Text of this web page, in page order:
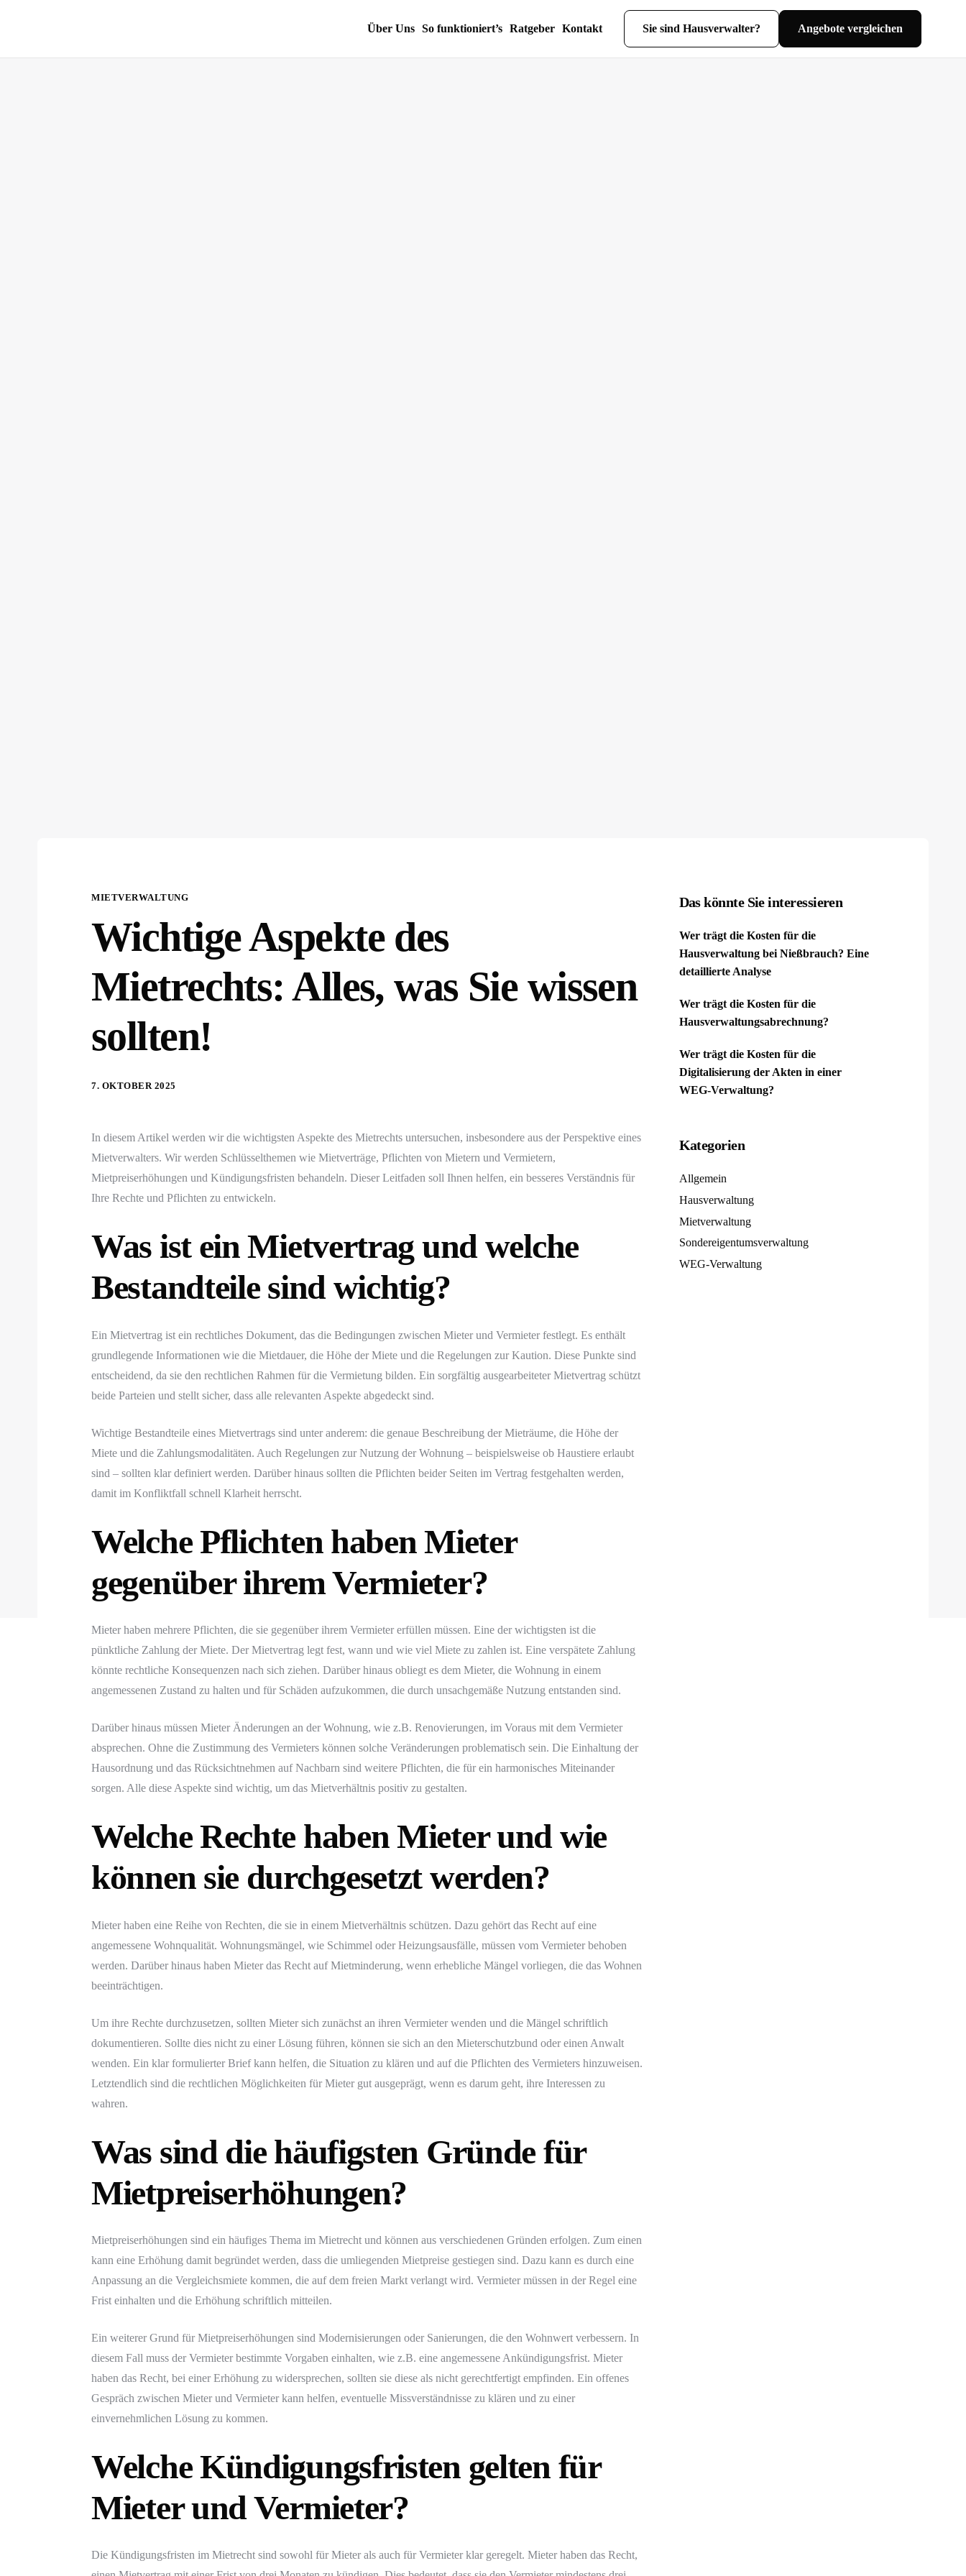
Über Uns So funktioniert’s Ratgeber Kontakt Sie sind Hausverwalter? Angebote vergleichen
MIETVERWALTUNG
Wichtige Aspekte des
Mietrechts: Alles, was Sie wissen
sollten!
7. OKTOBER 2025
In diesem Artikel werden wir die wichtigsten Aspekte des Mietrechts untersuchen, insbesondere aus der Perspektive eines
Mietverwalters. Wir werden Schlüsselthemen wie Mietverträge, Pflichten von Mietern und Vermietern,
Mietpreiserhöhungen und Kündigungsfristen behandeln. Dieser Leitfaden soll Ihnen helfen, ein besseres Verständnis für
Ihre Rechte und Pflichten zu entwickeln.
Was ist ein Mietvertrag und welche
Bestandteile sind wichtig?
Ein Mietvertrag ist ein rechtliches Dokument, das die Bedingungen zwischen Mieter und Vermieter festlegt. Es enthält
grundlegende Informationen wie die Mietdauer, die Höhe der Miete und die Regelungen zur Kaution. Diese Punkte sind
entscheidend, da sie den rechtlichen Rahmen für die Vermietung bilden. Ein sorgfältig ausgearbeiteter Mietvertrag schützt
beide Parteien und stellt sicher, dass alle relevanten Aspekte abgedeckt sind.
Wichtige Bestandteile eines Mietvertrags sind unter anderem: die genaue Beschreibung der Mieträume, die Höhe der
Miete und die Zahlungsmodalitäten. Auch Regelungen zur Nutzung der Wohnung – beispielsweise ob Haustiere erlaubt
sind – sollten klar definiert werden. Darüber hinaus sollten die Pflichten beider Seiten im Vertrag festgehalten werden,
damit im Konfliktfall schnell Klarheit herrscht.
Welche Pflichten haben Mieter
gegenüber ihrem Vermieter?
Mieter haben mehrere Pflichten, die sie gegenüber ihrem Vermieter erfüllen müssen. Eine der wichtigsten ist die
pünktliche Zahlung der Miete. Der Mietvertrag legt fest, wann und wie viel Miete zu zahlen ist. Eine verspätete Zahlung
könnte rechtliche Konsequenzen nach sich ziehen. Darüber hinaus obliegt es dem Mieter, die Wohnung in einem
angemessenen Zustand zu halten und für Schäden aufzukommen, die durch unsachgemäße Nutzung entstanden sind.
Darüber hinaus müssen Mieter Änderungen an der Wohnung, wie z.B. Renovierungen, im Voraus mit dem Vermieter
absprechen. Ohne die Zustimmung des Vermieters können solche Veränderungen problematisch sein. Die Einhaltung der
Hausordnung und das Rücksichtnehmen auf Nachbarn sind weitere Pflichten, die für ein harmonisches Miteinander
sorgen. Alle diese Aspekte sind wichtig, um das Mietverhältnis positiv zu gestalten.
Welche Rechte haben Mieter und wie
können sie durchgesetzt werden?
Mieter haben eine Reihe von Rechten, die sie in einem Mietverhältnis schützen. Dazu gehört das Recht auf eine
angemessene Wohnqualität. Wohnungsmängel, wie Schimmel oder Heizungsausfälle, müssen vom Vermieter behoben
werden. Darüber hinaus haben Mieter das Recht auf Mietminderung, wenn erhebliche Mängel vorliegen, die das Wohnen
beeinträchtigen.
Um ihre Rechte durchzusetzen, sollten Mieter sich zunächst an ihren Vermieter wenden und die Mängel schriftlich
dokumentieren. Sollte dies nicht zu einer Lösung führen, können sie sich an den Mieterschutzbund oder einen Anwalt
wenden. Ein klar formulierter Brief kann helfen, die Situation zu klären und auf die Pflichten des Vermieters hinzuweisen.
Letztendlich sind die rechtlichen Möglichkeiten für Mieter gut ausgeprägt, wenn es darum geht, ihre Interessen zu
wahren.
Was sind die häufigsten Gründe für
Mietpreiserhöhungen?
Mietpreiserhöhungen sind ein häufiges Thema im Mietrecht und können aus verschiedenen Gründen erfolgen. Zum einen
kann eine Erhöhung damit begründet werden, dass die umliegenden Mietpreise gestiegen sind. Dazu kann es durch eine
Anpassung an die Vergleichsmiete kommen, die auf dem freien Markt verlangt wird. Vermieter müssen in der Regel eine
Frist einhalten und die Erhöhung schriftlich mitteilen.
Ein weiterer Grund für Mietpreiserhöhungen sind Modernisierungen oder Sanierungen, die den Wohnwert verbessern. In
diesem Fall muss der Vermieter bestimmte Vorgaben einhalten, wie z.B. eine angemessene Ankündigungsfrist. Mieter
haben das Recht, bei einer Erhöhung zu widersprechen, sollten sie diese als nicht gerechtfertigt empfinden. Ein offenes
Gespräch zwischen Mieter und Vermieter kann helfen, eventuelle Missverständnisse zu klären und zu einer
einvernehmlichen Lösung zu kommen.
Welche Kündigungsfristen gelten für
Mieter und Vermieter?
Die Kündigungsfristen im Mietrecht sind sowohl für Mieter als auch für Vermieter klar geregelt. Mieter haben das Recht,
Das könnte Sie interessieren
Wer trägt die Kosten für die
Hausverwaltung bei Nießbrauch? Eine
detaillierte Analyse
Wer trägt die Kosten für die
Hausverwaltungsabrechnung?
Wer trägt die Kosten für die
Digitalisierung der Akten in einer
WEG-Verwaltung?
Kategorien
Allgemein
Hausverwaltung
Mietverwaltung
Sondereigentumsverwaltung
WEG-Verwaltung